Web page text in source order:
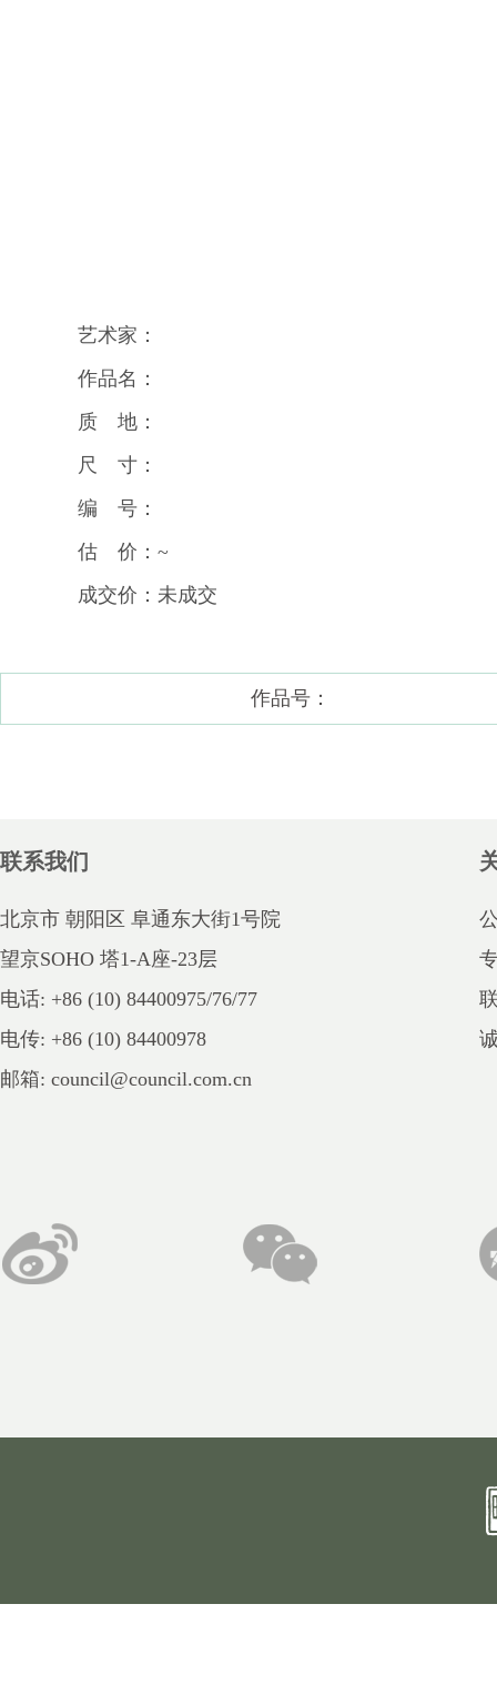
艺术家：
作品名：
质 地：
尺 寸：
编 号：
估 价：~
成交价：未成交
作品号：
联系我们
北京市 朝阳区 阜通东大街1号院
望京SOHO 塔1-A座-23层
电话: +86 (10) 84400975/76/77
电传: +86 (10) 84400978
邮箱: council@council.com.cn